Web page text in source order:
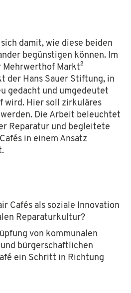
damit, wie diese beiden
begünstigen können. Im
Markt²
der Hans Sauer Stiftung, in
gedacht und umgedeutet
wird. Hier soll zirkuläres
Die Arbeit beleuchtet
Reparatur und begleitete
in einem Ansatz
Cafés als soziale Innovation
Reparaturkultur?
von kommunalen
bürgerschaftlichen
ein Schritt in Richtung
Mail über